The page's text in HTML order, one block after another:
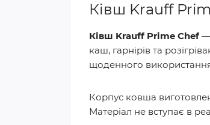
Ківш Krauff
Ківш Krauff Prime Chef —
каш, гарнірів та
щоденного
Корпус ковша
Матеріал не вступає в